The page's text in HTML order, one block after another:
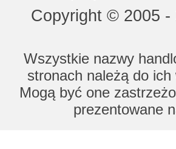
Copyright © 2005 -
Wszystkie nazwy
stronach należą do ich
Mogą być one
prezentowane